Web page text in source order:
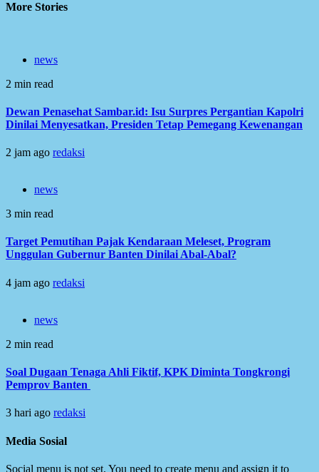
More Stories
news
2 min read
Dewan Penasehat Sambar.id: Isu Surpres Pergantian Kapolri
Dinilai Menyesatkan, Presiden Tetap Pemegang Kewenangan
2 jam ago redaksi
news
3 min read
Target Pemutihan Pajak Kendaraan Meleset, Program
Unggulan Gubernur Banten Dinilai Abal-Abal?
4 jam ago redaksi
news
2 min read
Soal Dugaan Tenaga Ahli Fiktif, KPK Diminta Tongkrongi
Pemprov Banten
3 hari ago redaksi
Media Sosial
Social menu is not set. You need to create menu and assign it to